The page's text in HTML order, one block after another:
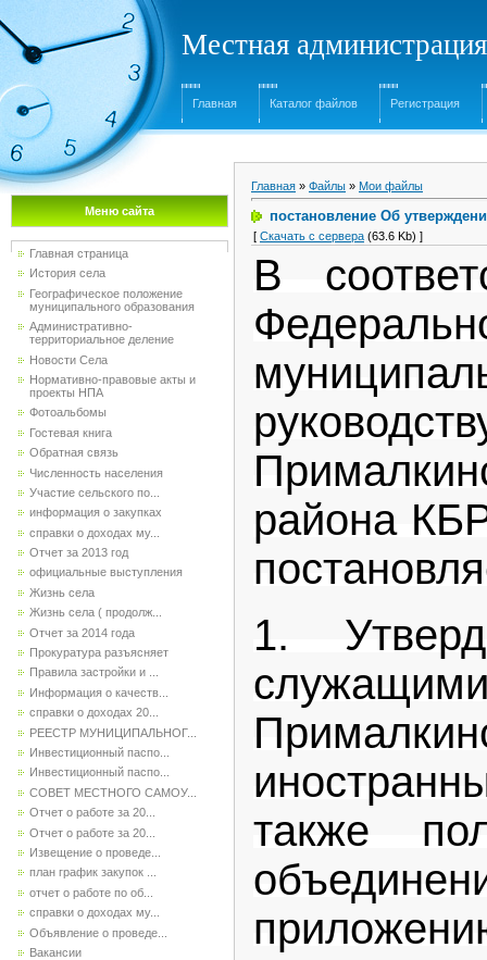
Местная
Главная Каталог файлов Регистрация
Меню сайта
Главная страница
История села
Географическое положение
муниципального образования
Административно-
территориальное деление
Новости Села
Нормативно-правовые акты и
проекты НПА
Фотоальбомы
Гостевая книга
Обратная связь
Численность населения
Участие сельского по...
информация о закупках
справки о доходах му...
Отчет за 2013 год
официальные выступления
Жизнь села
Жизнь села ( продолж...
Отчет за 2014 года
Прокуратура разъясняет
Правила застройки и ...
Информация о качеств...
справки о доходах 20...
РЕЕСТР МУНИЦИПАЛЬНОГ...
Инвестиционный паспо...
Инвестиционный паспо...
СОВЕТ МЕСТНОГО САМОУ...
Отчет о работе за 20...
Отчет о работе за 20...
Извещение о проведе...
план график закупок ...
отчет о работе по об...
справки о доходах му...
Объявление о проведе...
Вакансии
Главная » Файлы » Мои файлы
постановление Об
[ Скачать с сервера (63.6 Kb) ]
В
района
1.
служащими
также